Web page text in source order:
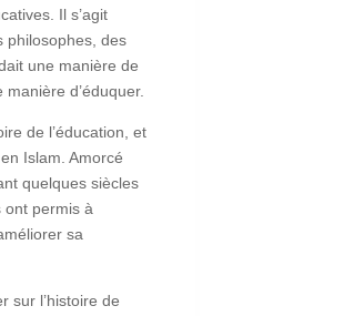
Il s’agit
philosophes, des
une manière de
d’éduquer.
de l’éducation, et
Islam. Amorcé
quelques siècles
ont permis à
sa
sur l’histoire de